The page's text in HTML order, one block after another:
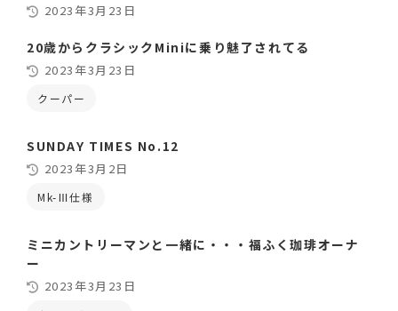
2023年3月23日
20歳からクラシックMiniに乗り魅了されてる
2023年3月23日
クーパー
SUNDAY TIMES No.12
2023年3月2日
Mk-Ⅲ仕様
ミニカントリーマンと一緒に・・・福ふく珈琲オーナ
ー
2023年3月23日